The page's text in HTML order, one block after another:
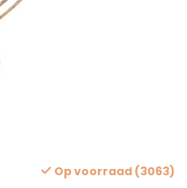
Op voorraad (3063)